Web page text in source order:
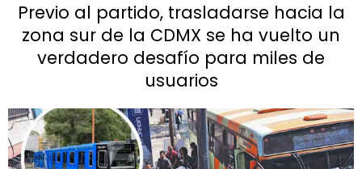
Previo al partido, trasladarse hacia la
zona sur de la CDMX se ha vuelto un
verdadero desafío para miles de
usuarios